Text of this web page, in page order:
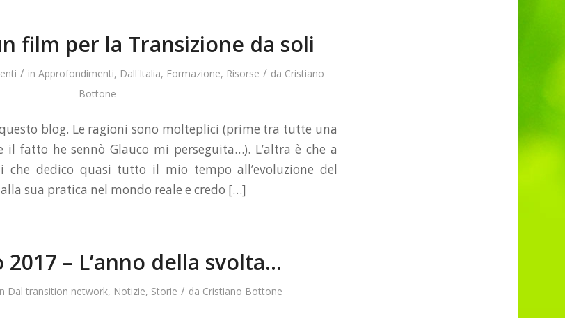
film per la Transizione da soli
/ in Approfondimenti, Dall'Italia, Formazione, Risorse / da Cristiano
Bottone
blog. Le ragioni sono molteplici (prime tra tutte una
il fatto he sennò Glauco mi perseguita…). L’altra è che a
che dedico quasi tutto il mio tempo all’evoluzione del
sua pratica nel mondo reale e credo […]
2017 – L’anno della svolta…
Dal transition network, Notizie, Storie / da Cristiano Bottone